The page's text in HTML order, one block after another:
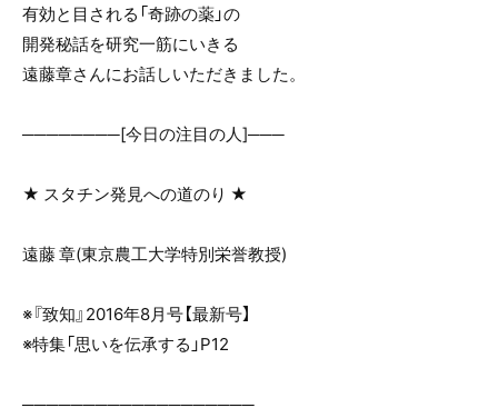
有効と目される「奇跡の薬」の
開発秘話を研究一筋にいきる
遠藤章さんにお話しいただきました。
────────[今日の注目の人]───
★ スタチン発見への道のり ★
遠藤 章(東京農工大学特別栄誉教授)
※『致知』2016年8月号【最新号】
※特集「思いを伝承する」P12
───────────────────